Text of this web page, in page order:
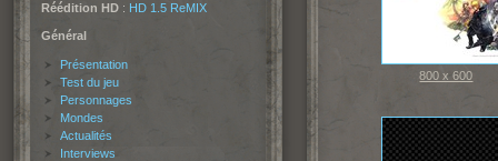
Réédition HD : HD 1.5 ReMIX
Général
Présentation
Test du jeu
Personnages
Mondes
Actualités
Interviews
800 x 600